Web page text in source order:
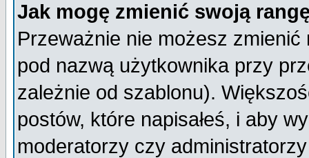
Jak mogę zmienić swoją
Przeważnie nie możesz
pod nazwą użytkownika przy
zależnie od szablonu).
postów, które napisałeś, i aby
moderatorzy czy